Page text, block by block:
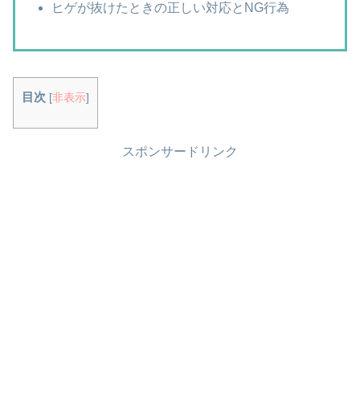
ヒゲが抜けたときの正しい対応とNG行為
目次 [非表示]
スポンサードリンク